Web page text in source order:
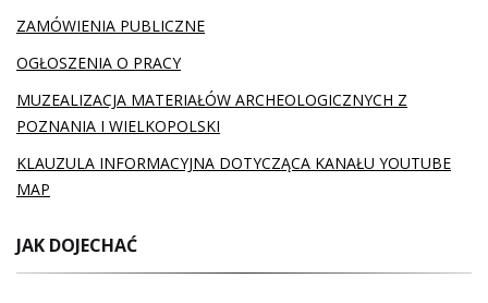
ZAMÓWIENIA PUBLICZNE
OGŁOSZENIA O PRACY
MUZEALIZACJA MATERIAŁÓW ARCHEOLOGICZNYCH Z
POZNANIA I WIELKOPOLSKI
KLAUZULA INFORMACYJNA DOTYCZĄCA KANAŁU YOUTUBE
MAP
JAK DOJECHAĆ